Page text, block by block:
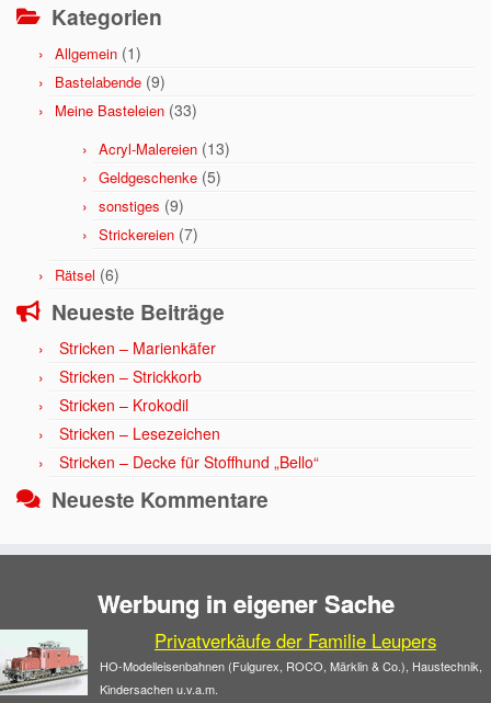
Kategorien
Allgemein (1)
Bastelabende (9)
Meine Basteleien (33)
Acryl-Malereien (13)
Geldgeschenke (5)
sonstiges (9)
Strickereien (7)
Rätsel (6)
Neueste Beiträge
Stricken – Marienkäfer
Stricken – Strickkorb
Stricken – Krokodil
Stricken – Lesezeichen
Stricken – Decke für Stoffhund „Bello“
Neueste Kommentare
Werbung in eigener Sache
Privatverkäufe der Familie Leupers
HO-Modelleisenbahnen (Fulgurex, ROCO, Märklin & Co.), Haustechnik,
Kindersachen u.v.a.m.